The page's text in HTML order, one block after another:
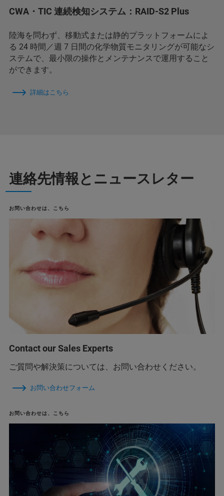
CWA・TIC 連続検知システム：RAID-S2 Plus
陸海を問わず、移動式または静的プラットフォームによ
る 24 時間／週 7 日間の化学物質モニタリングが可能なシ
ステムで、最小限の操作とメンテナンスで運用すること
ができます。
詳細はこちら
連絡先情報とニュースレター
お問い合わせは、こちら
Contact our Sales Experts
ご質問や解決策については、お問い合わせください。
お問い合わせフォーム
お問い合わせは、こちら